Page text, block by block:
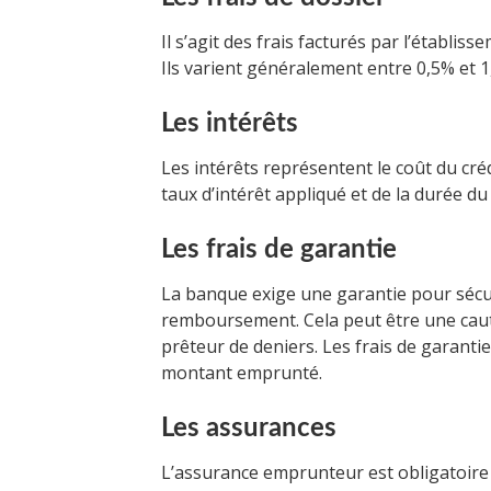
Il s’agit des frais facturés par
Ils varient généralement entre 0,5% et
Les intérêts
Les intérêts représentent le coût du
taux d’intérêt appliqué et de la durée
Les frais de garantie
La banque exige une garantie pour
remboursement. Cela peut être une
prêteur de deniers. Les frais de
montant emprunté.
Les assurances
L’assurance emprunteur est